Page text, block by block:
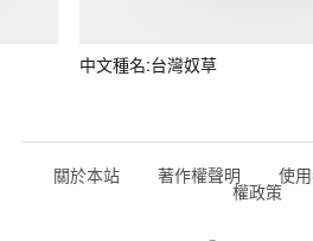
中文種名:台灣奴草
關於本站 著作權聲明 使
權政策